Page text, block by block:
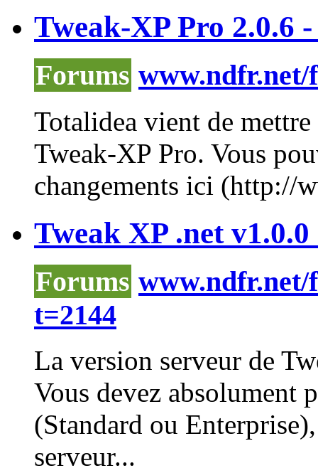
Tweak-XP Pro 2.0.6
Forums www.ndfr.net/
Totalidea vient de
Tweak-XP Pro. Vous
changements ici (http://
Tweak XP .net
Forums www.ndfr.net/
t=2144
La version serveur de
Vous devez absolument
(Standard ou
serveur...